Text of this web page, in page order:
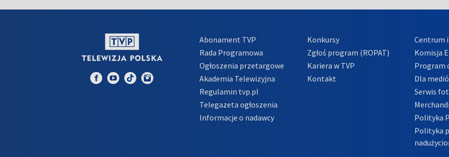
Abonament TVP
Rada Programowa
Ogłoszenia przetargowe
Akademia Telewizyjna
Regulamin tvp.pl
Telegazeta ogłoszenia
Informacje o nadawcy
Konkursy
Zgłoś program (ROPAT)
Kariera w TVP
Kontakt
Centrum
Komisja
Program
Dla
Serwis
Polityka
Polityka